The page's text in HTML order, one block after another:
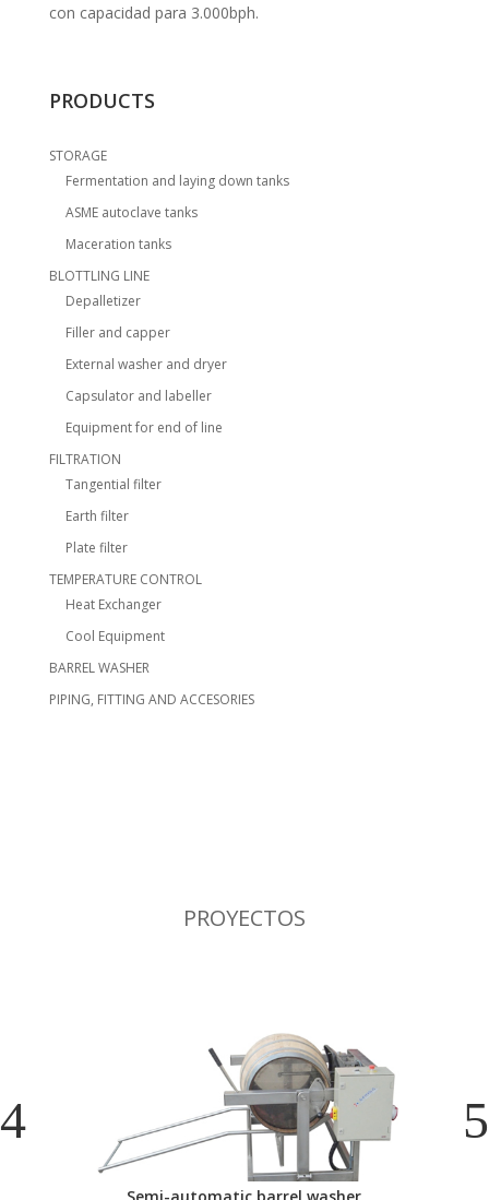
con capacidad para 3.000bph.
PRODUCTS
STORAGE
Fermentation and laying down tanks
ASME autoclave tanks
Maceration tanks
BLOTTLING LINE
Depalletizer
Filler and capper
External washer and dryer
Capsulator and labeller
Equipment for end of line
FILTRATION
Tangential filter
Earth filter
Plate filter
TEMPERATURE CONTROL
Heat Exchanger
Cool Equipment
BARREL WASHER
PIPING, FITTING AND ACCESORIES
PROYECTOS